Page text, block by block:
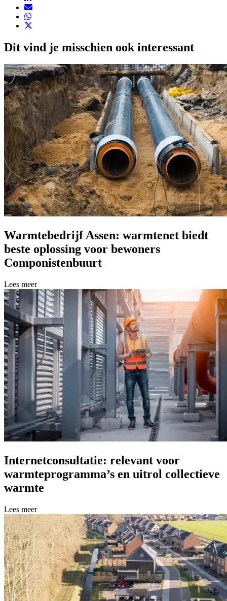
Dit vind je misschien ook interessant
Warmtebedrijf Assen: warmtenet biedt
beste oplossing voor bewoners
Componistenbuurt
Lees meer over Warmtebedrijf Assen: warmtenet biedt beste
Lees meer
Internetconsultatie: relevant voor
warmteprogramma’s en uitrol collectieve
warmte
Lees meer over Internetconsultatie: relevant voor
Lees meer